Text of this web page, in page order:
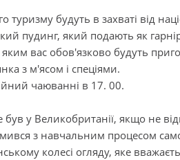
туризму будуть в захваті від
пудинг, який подають як
вас обов'язково будуть
з м'ясом і спеціями.
чаюванні в 17. 00.
у Великобританії, якщо не
з навчальним процесом
колесі огляду, яке